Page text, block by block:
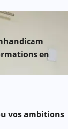
en
vos ambitions